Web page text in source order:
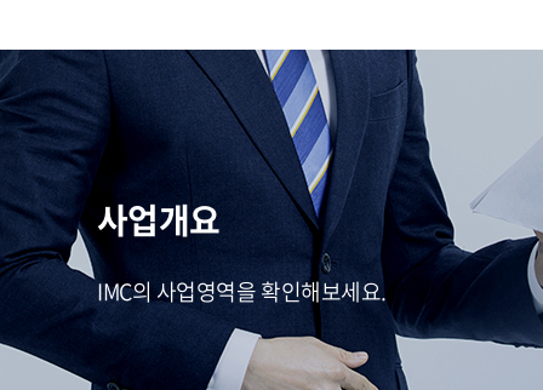
사업개요
IMC의 사업영역을 확인해보세요.